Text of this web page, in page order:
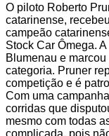
O piloto Roberto
catarinense,
campeão
Stock Car Ômega.
Blumenau e
categoria. Pruner
competição e é
Com uma
corridas que
mesmo com todas
complicada, pois